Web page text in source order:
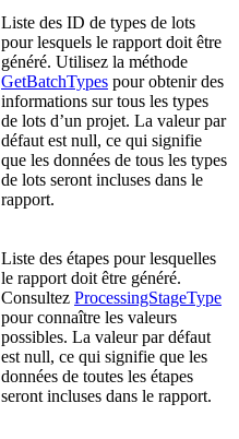
Liste des ID de types de lots
pour lesquels le rapport doit être
généré. Utilisez la méthode
GetBatchTypes pour obtenir des
informations sur tous les types
de lots d’un projet. La valeur par
défaut est null, ce qui signifie
que les données de tous les types
de lots seront incluses dans le
rapport.
Liste des étapes pour lesquelles
le rapport doit être généré.
Consultez ProcessingStageType
pour connaître les valeurs
possibles. La valeur par défaut
est null, ce qui signifie que les
données de toutes les étapes
seront incluses dans le rapport.